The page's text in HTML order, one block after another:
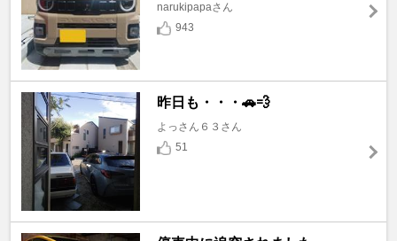
narukipapaさん
943
昨日も・・・🚗💨
よっさん６３さん
51